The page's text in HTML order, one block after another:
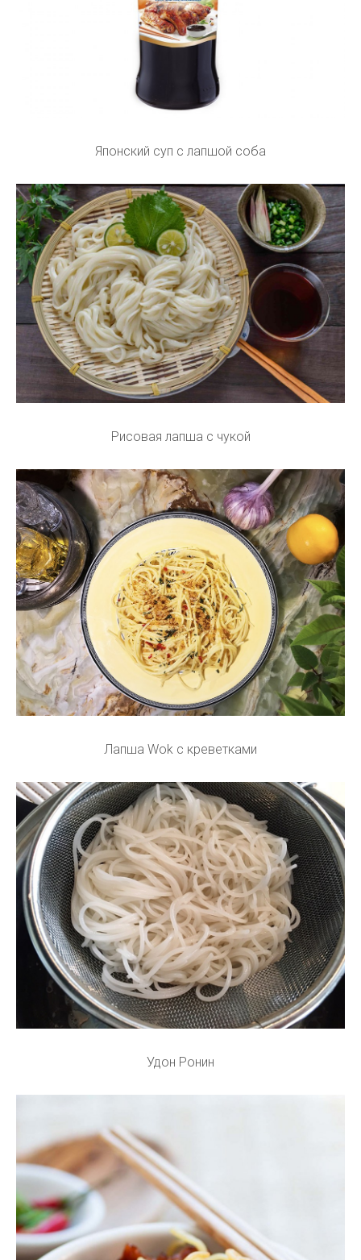
Японский суп с лапшой соба
Рисовая лапша с чукой
Лапша Wok с креветками
Удон Ронин